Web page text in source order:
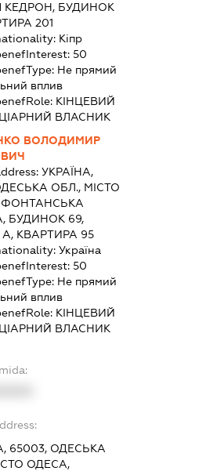
КЕДРОН, БУДИНОК
201
Кіпр
50
Не прямий
вплив
КІНЦЕВИЙ
ВЛАСНИК
ВОЛОДИМИР
УКРАЇНА,
ОБЛ., МІСТО
ФОНТАНСЬКА
БУДИНОК 69,
КВАРТИРА 95
Україна
50
Не прямий
вплив
КІНЦЕВИЙ
ВЛАСНИК
65003, ОДЕСЬКА
ОДЕСА,